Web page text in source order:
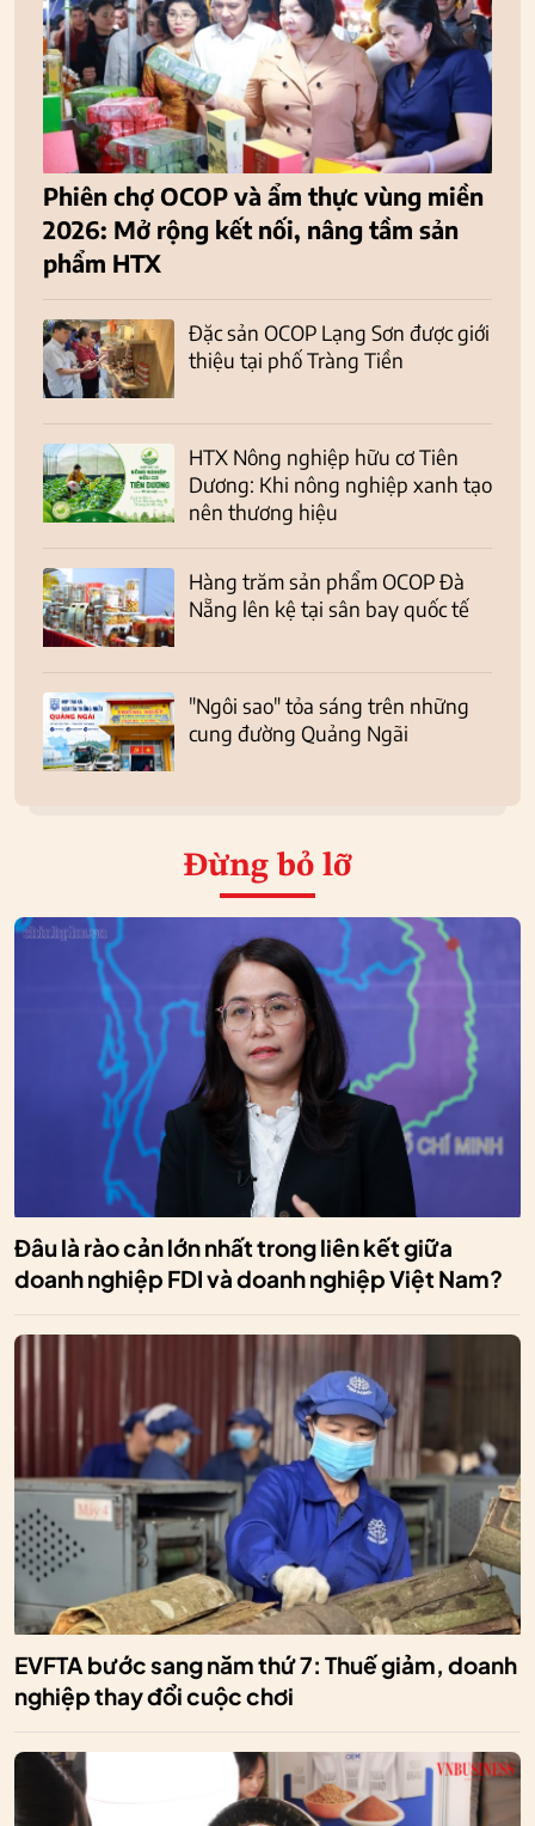
Phiên chợ OCOP và ẩm thực vùng miền
2026: Mở rộng kết nối, nâng tầm sản
phẩm HTX
Đặc sản OCOP Lạng Sơn được giới
thiệu tại phố Tràng Tiền
HTX Nông nghiệp hữu cơ Tiên
Dương: Khi nông nghiệp xanh tạo
nên thương hiệu
Hàng trăm sản phẩm OCOP Đà
Nẵng lên kệ tại sân bay quốc tế
"Ngôi sao" tỏa sáng trên những
cung đường Quảng Ngãi
Đừng bỏ lỡ
Đâu là rào cản lớn nhất trong liên kết giữa
doanh nghiệp FDI và doanh nghiệp Việt Nam?
EVFTA bước sang năm thứ 7: Thuế giảm, doanh
nghiệp thay đổi cuộc chơi